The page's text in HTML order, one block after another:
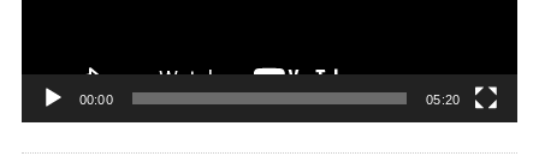
00:00 05:20